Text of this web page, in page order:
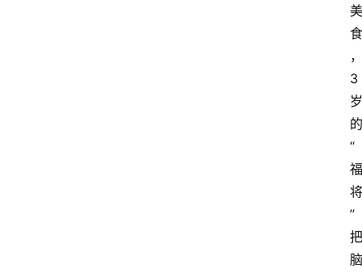
美
食
，
3
岁
的
“
福
将
”
把
脑